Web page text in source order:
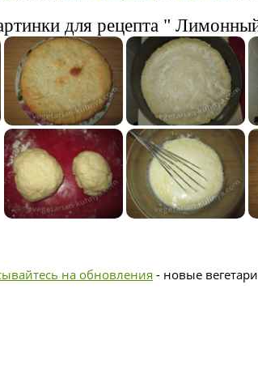
для рецепта "
на обновления - новые